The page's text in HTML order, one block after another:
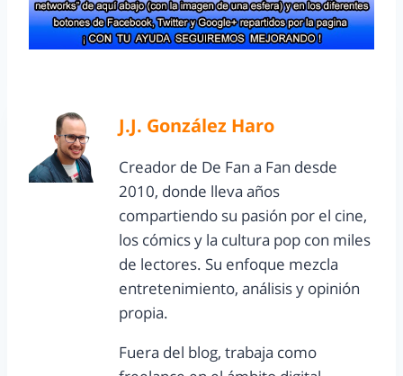
J.J. González Haro
Creador de De Fan a Fan desde
2010, donde lleva años
compartiendo su pasión por el cine,
los cómics y la cultura pop con miles
de lectores. Su enfoque mezcla
entretenimiento, análisis y opinión
propia.
Fuera del blog, trabaja como